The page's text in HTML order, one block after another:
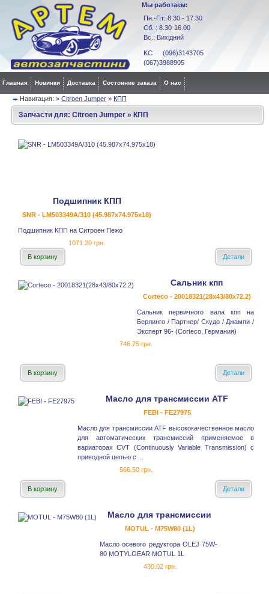
Мы работаем:
Пн.-Пт: 8.30 - 17.30
Сб. : 8.30-16.00
Вс.: Вихідний
KC (096)3143705
(067)3988905
Главная Новинки Доставка Состояние заказа О нас
Навигация: » Citroen Jumper » КПП
Запчасти для: Citroen Jumper » КПП
Подшипник КПП
SNR - LM503349A/310 (45.987x74.975x18)
Подшипник КПП на Ситроен Пежо
1071.20 грн.
В корзину
Детали
Сальник кпп
Corteco - 20018321(28x43/80x72.2)
Сальник первичного вала кпп на
Берлинго / Партнер/ Скудо / Джампи /
Эксперт 96- (Corteco, Германия)
746.75 грн.
В корзину Детали
Масло для трансмиссии ATF
FEBI - FE27975
Масло для трансмиссии ATF высококачественное масло
для автоматических трансмиссий применяемое в
вариаторах CVT (Continuously Variable Transmission) с
приводной цепью с ...
566.50 грн.
В корзину Детали
Масло для трансмиссии
MOTUL - M75W80 (1L)
Масло осевого редуктора OLEJ 75W-
80 MOTYLGEAR MOTUL 1L
430.02 грн.